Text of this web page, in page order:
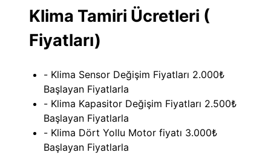
Klima Tamiri Ücretleri (
Fiyatları)
- Klima Sensor Değişim Fiyatları 2.000₺
Başlayan Fiyatlarla
- Klima Kapasitor Değişim Fiyatları 2.500₺
Başlayan Fiyatlarla
- Klima Dört Yollu Motor fiyatı 3.000₺
Başlayan Fiyatlarla